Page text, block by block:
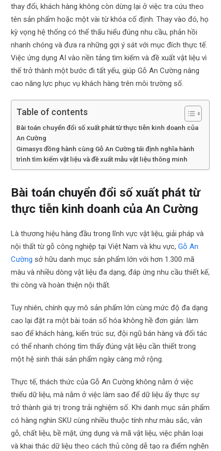
thay đổi, khách hàng không còn dừng lại ở việc tra cứu theo
tên sản phẩm hoặc một vài từ khóa cố định. Thay vào đó, họ
kỳ vọng hệ thống có thể thấu hiểu đúng nhu cầu, phản hồi
nhanh chóng và đưa ra những gợi ý sát với mục đích thực tế.
Việc ứng dụng AI vào nền tảng tìm kiếm và đề xuất vật liệu vì
thế trở thành một bước đi tất yếu, giúp Gỗ An Cường nâng
cao năng lực phục vụ khách hàng trên môi trường số.
Table of contents
Bài toán chuyển đổi số xuất phát từ thực tiễn kinh doanh của
An Cường
Gimasys đồng hành cùng Gỗ An Cường tái định nghĩa hành
trình tìm kiếm vật liệu và đề xuất mẫu vật liệu thông minh
Bài toán chuyển đổi số xuất phát từ
thực tiễn kinh doanh của An Cường
Là thương hiệu hàng đầu trong lĩnh vực vật liệu, giải pháp và
nội thất từ gỗ công nghiệp tại Việt Nam và khu vực,Gỗ An
Cường sở hữu danh mục sản phẩm lớn với hơn 1.300 mã
màu và nhiều dòng vật liệu đa dạng, đáp ứng nhu cầu thiết kế,
thi công và hoàn thiện nội thất.
Tuy nhiên, chính quy mô sản phẩm lớn cùng mức độ đa dạng
cao lại đặt ra một bài toán số hóa không hề đơn giản: làm
sao để khách hàng, kiến trúc sư, đội ngũ bán hàng và đối tác
có thể nhanh chóng tìm thấy đúng vật liệu cần thiết trong
một hệ sinh thái sản phẩm ngày càng mở rộng.
Thực tế, thách thức của Gỗ An Cường không nằm ở việc
thiếu dữ liệu, mà nằm ở việc làm sao để dữ liệu ấy thực sự
trở thành giá trị trong trải nghiệm số. Khi danh mục sản phẩm
có hàng nghìn SKU cùng nhiều thuộc tính như màu sắc, vân
gỗ, chất liệu, bề mặt, ứng dụng và mã vật liệu, việc phân loại
và khai thác dữ liệu theo cách thủ công dễ tạo ra điểm nghẽn